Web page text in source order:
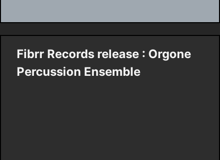
Fibrr Records release : Orgone
Percussion Ensemble